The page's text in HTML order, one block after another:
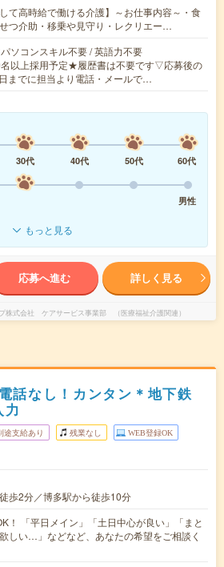
して高時給で働ける介護】～お仕事内容～・食
つ介助・移乗や見守り・レクリエー…
ソコンスキル不要 / 英語力不要
以上採用予定★履歴書は不要です▽応募後の
までに担当より電話・メールで…
30代 40代 50代
60代
男性
もっと見る
応募へ進む 詳しく見る
株式会社 ケアサービス事業部 （医療福祉介護関連）
話なし！カンタン＊地下鉄
途支給あり 残業なし WEB登録OK
歩2分／博多駅から徒歩10分
！ 「平日メイン」「土日中心が良い」「まと
しい…」などなど、あなたの希望をご相談く